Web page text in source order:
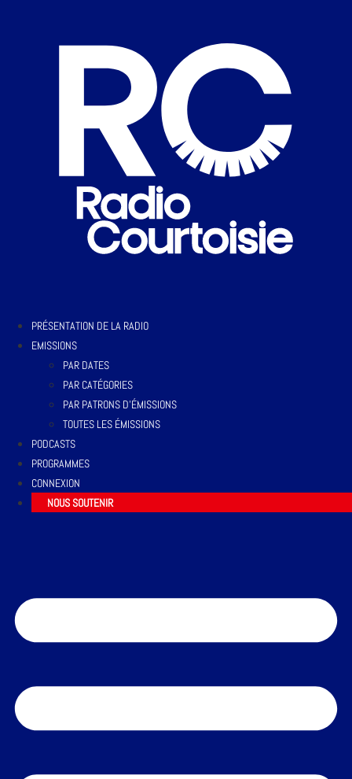
PRÉSENTATION DE LA RADIO
EMISSIONS
PAR DATES
PAR CATÉGORIES
PAR PATRONS D’ÉMISSIONS
TOUTES LES ÉMISSIONS
PODCASTS
PROGRAMMES
CONNEXION
NOUS SOUTENIR